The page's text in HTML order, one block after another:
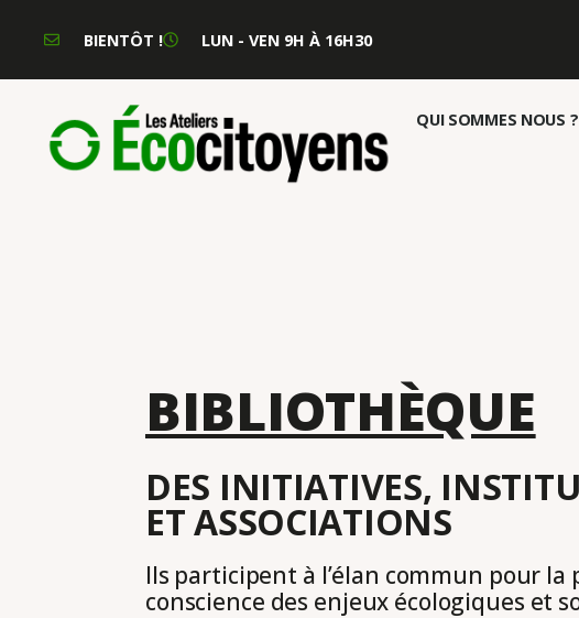
BIENTÔT ! LUN - VEN 9H À 16H30
QUI SOMMES NOUS ?
BIBLIOTHÈQUE
DES INITIATIVES,
ET ASSOCIATIONS
Ils participent à l’élan commun pour la
conscience des enjeux écologiques et